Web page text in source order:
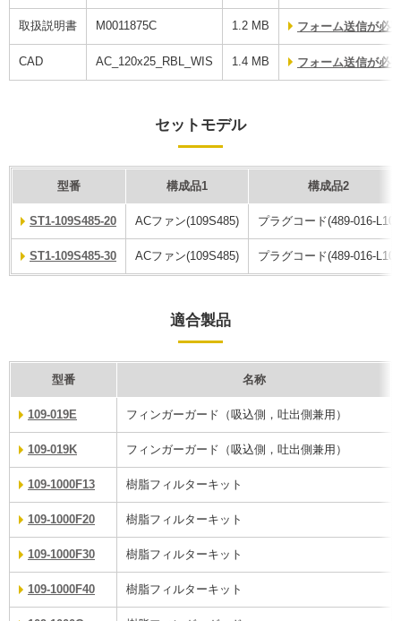
取扱説明書 M0011875C 1.2 MB フォーム送信が必
CAD AC_120x25_RBL_WIS 1.4 MB フォーム送信が必
セットモデル
型番 構成品1 構成品2
ST1-109S485-20 ACファン(109S485) プラグコード(489-016-L10)
ST1-109S485-30 ACファン(109S485) プラグコード(489-016-L10)
適合製品
型番 名称
109-019E フィンガーガード（吸込側，吐出側兼用）
109-019K フィンガーガード（吸込側，吐出側兼用）
109-1000F13 樹脂フィルターキット
109-1000F20 樹脂フィルターキット
109-1000F30 樹脂フィルターキット
109-1000F40 樹脂フィルターキット